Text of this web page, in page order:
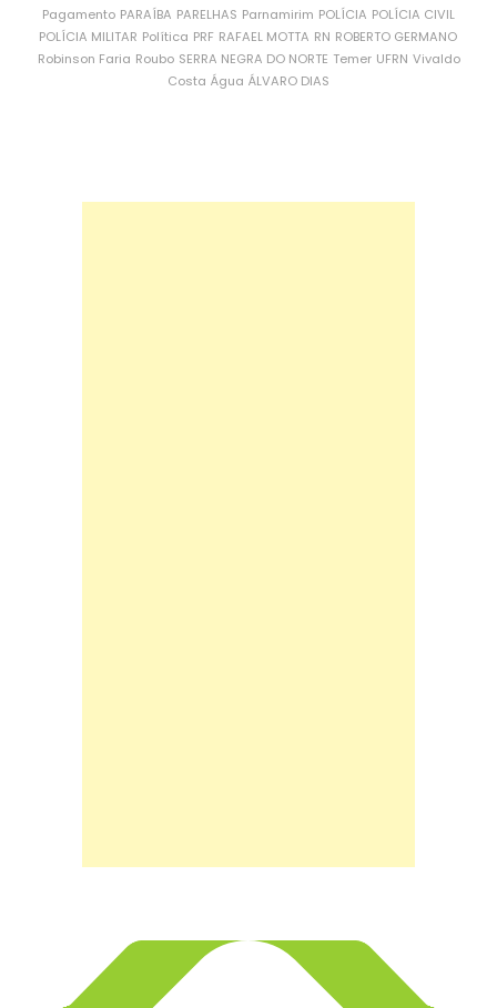
Pagamento PARAÍBA PARELHAS Parnamirim POLÍCIA POLÍCIA CIVIL
POLÍCIA MILITAR Política PRF RAFAEL MOTTA RN ROBERTO GERMANO
Robinson Faria Roubo SERRA NEGRA DO NORTE Temer UFRN Vivaldo
Costa Água ÁLVARO DIAS